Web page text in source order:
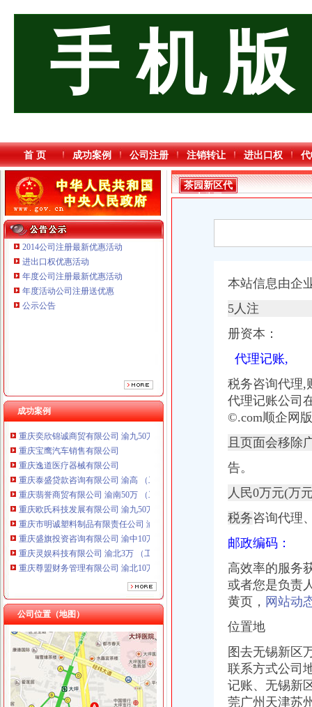
手 机 版
首 页 成功案例 公司注册 注销转让 进出口权
2014公司注册最新优惠活动
进出口权优惠活动
年度公司注册最新优惠活动
年度活动公司注册送优惠
公示公告
成功案例
重庆宝鹰汽车销售有限公司
重庆逸道医疗器械有限公司
重庆泰盛贷款咨询有限公司 渝高 （工商注册）
重庆翡誉商贸有限公司 渝南50万 （工商注册）
重庆欧氏科技发展有限公司 渝九50万 （进出口权）
重庆市明诚塑料制品有限责任公司 渝高100万 （进出口权）
重庆盛旗投资咨询有限公司 渝中10万 （工商注册）
重庆灵娱科技有限公司 渝北3万 （工商注册）
重庆尊盟财务管理有限公司 渝北10万 （工商注册）
重庆同济汽车设计有限公司 渝江25万 （工商注册）
重庆奕欣锦诚商贸有限公司 渝九50万 （工商注册）
重庆宝鹰汽车销售有限公司
重庆逸道医疗器械有限公司
重庆泰盛贷款咨询有限公司 渝高 （工商注册）
重庆翡誉商贸有限公司 渝南50万 （工商注册）
重庆欧氏科技发展有限公司 渝九50万 （进出口权）
重庆市明诚塑料制品有限责任公司 渝高100万 （进出口权）
重庆盛旗投资咨询有限公司 渝中10万 （工商注册）
重庆灵娱科技有限公司 渝北3万 （工商注册）
公司位置（地图）
茶园新区代账公司
【58同城】新城区代理记账_新城区代理记账公司
淮南山南新区附近找代账会计、注册公司、办营业执照-淮南58同城
州泰岳：2012年半年度报告_州泰岳（）_公告正文_财经_
茶园新区代
账公司
本站信息由企
5人注
册资本：
代理记账,
税务咨询代理,
代理记账公司
©.com顺企网
且页面会移除
告。
人民0万元(万
税务咨询代理
邮政编码：
高效率的服务
或者您是负责
黄页， 网站动
位置地
图去无锡新区
联系方式公司
记账、无锡新
莞广州天津苏